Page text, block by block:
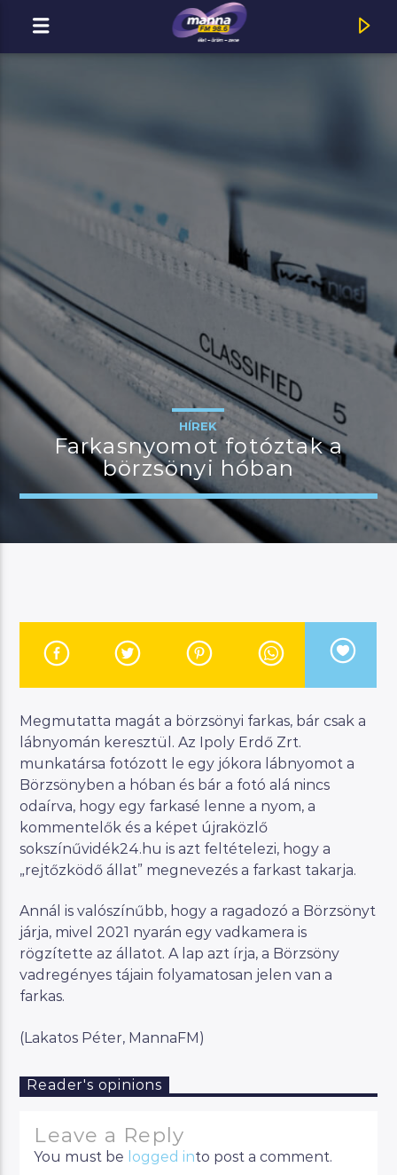
MOST ADÁSBAN
MannaFM
JELENLEGI MŰSOR
MANNA SELECTION
13:00
Manna FM
HÍREK
Farkasnyomot fotóztak a
börzsönyi hóban
Megmutatta magát a börzsönyi farkas, bár csak a
lábnyomán keresztül. Az Ipoly Erdő Zrt.
munkatársa fotózott le egy jókora lábnyomot a
Börzsönyben a hóban és bár a fotó alá nincs
odaírva, hogy egy farkasé lenne a nyom, a
kommentelők és a képet újraközlő
sokszínűvidék24.hu is azt feltételezi, hogy a
„rejtőzködő állat” megnevezés a farkast takarja.
Annál is valószínűbb, hogy a ragadozó a Börzsönyt
járja, mivel 2021 nyarán egy vadkamera is
rögzítette az állatot. A lap azt írja, a Börzsöny
vadregényes tájain folyamatosan jelen van a
farkas.
(Lakatos Péter, MannaFM)
Reader's opinions
Leave a Reply
You must be logged into post a comment.